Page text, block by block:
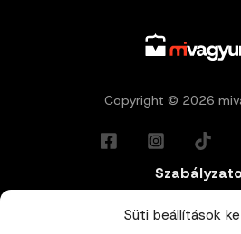
Süti beállítások
Copyright © 2026
Általános